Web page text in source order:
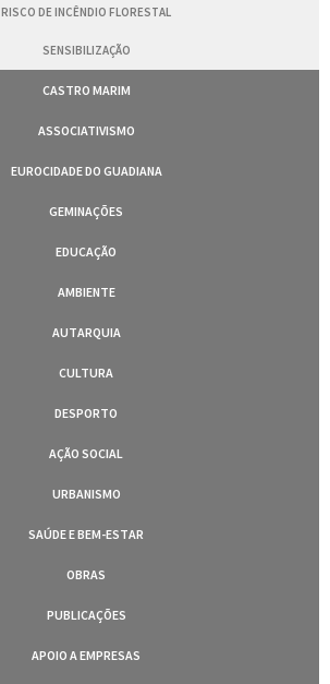
RISCO DE INCÊNDIO FLORESTAL
SENSIBILIZAÇÃO
CASTRO MARIM
ASSOCIATIVISMO
EUROCIDADE DO GUADIANA
GEMINAÇÕES
EDUCAÇÃO
AMBIENTE
AUTARQUIA
CULTURA
DESPORTO
AÇÃO SOCIAL
URBANISMO
SAÚDE E BEM-ESTAR
OBRAS
PUBLICAÇÕES
APOIO A EMPRESAS